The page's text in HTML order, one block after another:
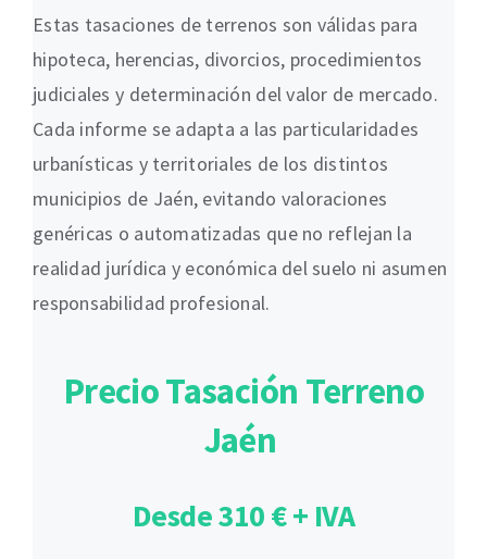
Estas tasaciones de terrenos son válidas para
hipoteca, herencias, divorcios, procedimientos
judiciales y determinación del valor de mercado.
Cada informe se adapta a las particularidades
urbanísticas y territoriales de los distintos
municipios de Jaén, evitando valoraciones
genéricas o automatizadas que no reflejan la
realidad jurídica y económica del suelo ni asumen
responsabilidad profesional.
Precio Tasación Terreno
Jaén
Desde 310 € + IVA